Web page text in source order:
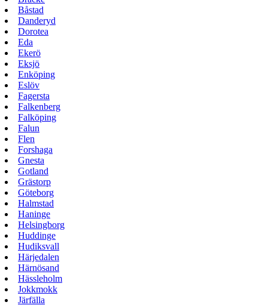
Båstad
Danderyd
Dorotea
Eda
Ekerö
Eksjö
Enköping
Eslöv
Fagersta
Falkenberg
Falköping
Falun
Flen
Forshaga
Gnesta
Gotland
Grästorp
Göteborg
Halmstad
Haninge
Helsingborg
Huddinge
Hudiksvall
Härjedalen
Härnösand
Hässleholm
Jokkmokk
Järfälla